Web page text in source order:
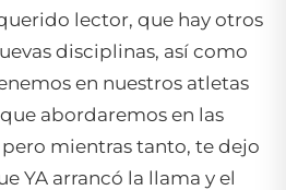
lector, que hay otros
disciplinas, así como
en nuestros atletas
abordaremos en las
mientras tanto, te dejo
YA arrancó la llama y el